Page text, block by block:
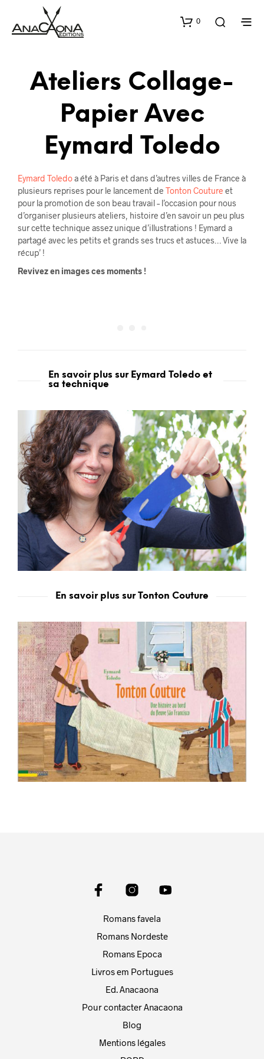
0
Ateliers Collage-
Papier Avec
Eymard Toledo
Eymard Toledoa été à Paris et dans d’autres villes de France à
plusieurs reprises pour le lancement de Tonton Couture et
pour la promotion de son beau travail – l’occasion pour nous
d’organiser plusieurs ateliers, histoire d’en savoir un peu plus
sur cette technique assez unique d’illustrations ! Eymard a
partagé avec les petits et grands ses trucs et astuces… Vive la
récup’ !
Revivez en images ces moments !
En savoir plus sur Eymard Toledo et
sa technique
En savoir plus sur Tonton Couture
Romans favela
Romans Nordeste
Romans Epoca
Livros em Portugues
Ed. Anacaona
Pour contacter Anacaona
Blog
Mentions légales